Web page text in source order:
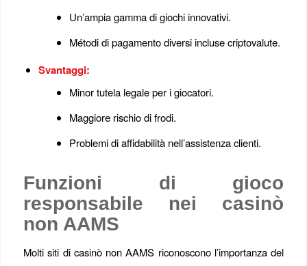
Un’ampia gamma di giochi innovativi.
Métodi di pagamento diversi incluse criptovalute.
Svantaggi:
Minor tutela legale per i giocatori.
Maggiore rischio di frodi.
Problemi di affidabilità nell’assistenza clienti.
Funzioni di gioco
responsabile nei casinò
non AAMS
Molti siti di casinò non AAMS riconoscono l’importanza del